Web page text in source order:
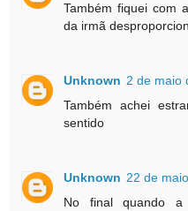
Também fiquei com
da irmã
Unknown 2 de maio
Também achei
sentido
Unknown 22 de
No final quando